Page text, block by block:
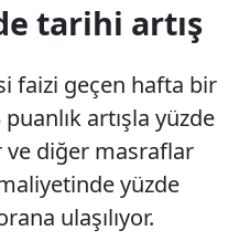
tarihi artış
faizi geçen hafta bir
artışla yüzde
ve diğer masraflar
yüzde
ulaşılıyor.